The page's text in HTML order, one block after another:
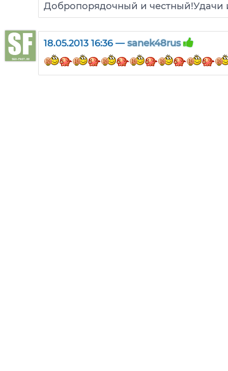
Добропорядочный и честный!Удачи
18.05.2013 16:36 —sanek48rus